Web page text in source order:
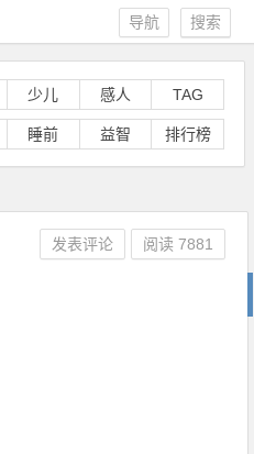
搜索
导航
少儿 感人 TAG
睡前 益智 排行榜
发表评论 阅读7881